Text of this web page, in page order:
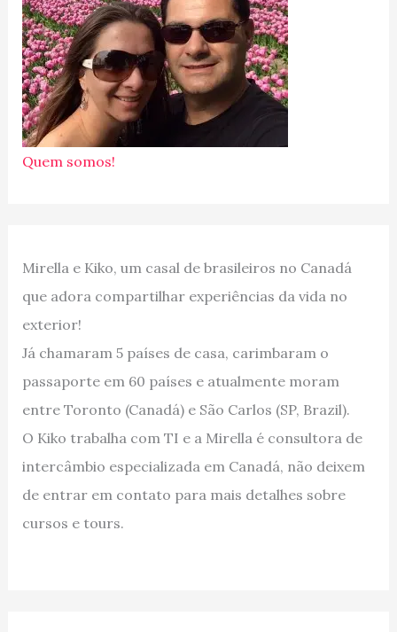
Quem somos!
Mirella e Kiko, um casal de brasileiros no Canadá
que adora compartilhar experiências da vida no
exterior!
Já chamaram 5 países de casa, carimbaram o
passaporte em 60 países e atualmente moram
entre Toronto (Canadá) e São Carlos (SP, Brazil).
O Kiko trabalha com TI e a Mirella é consultora de
intercâmbio especializada em Canadá, não deixem
de entrar em contato para mais detalhes sobre
cursos e tours.